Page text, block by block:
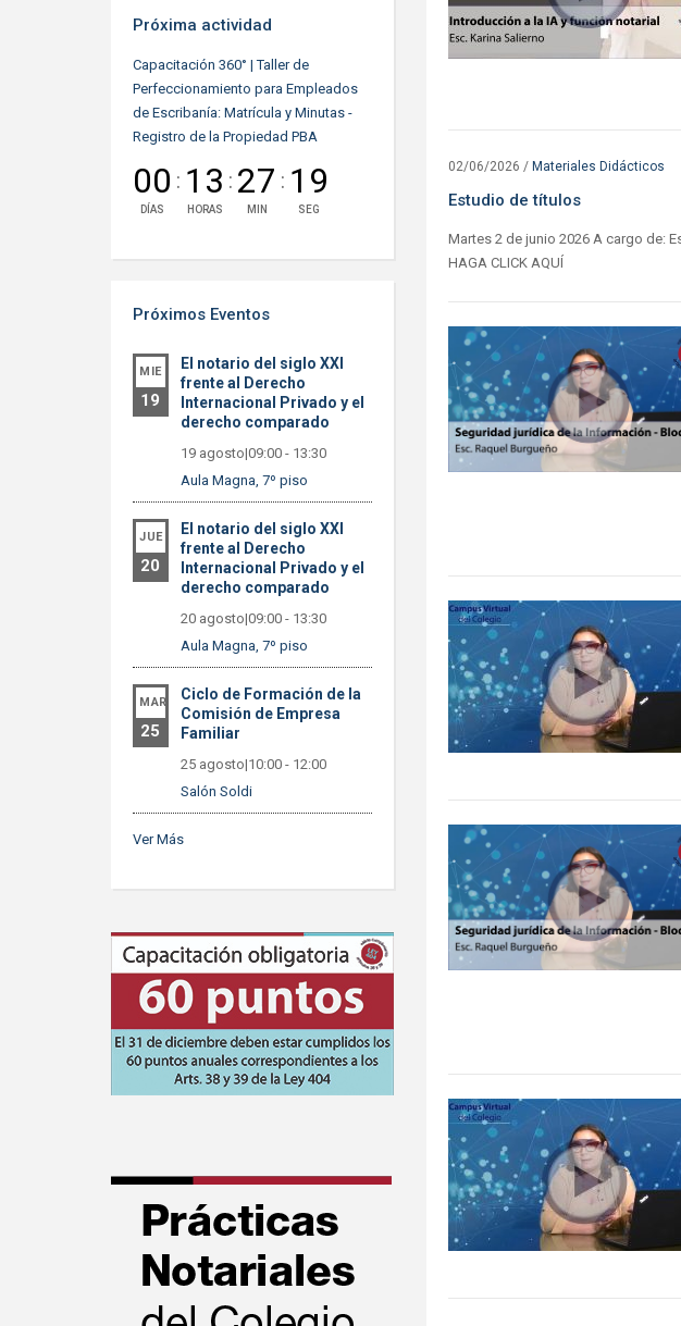
Próxima actividad
Capacitación 360° | Taller de
Perfeccionamiento para Empleados
de Escribanía: Matrícula y Minutas -
Registro de la Propiedad PBA
00
DÍAS
: 13
HORAS
: 27
MIN
: 18
SEG
Próximos Eventos
MIE
19
El notario del siglo XXI
frente al Derecho
Internacional Privado y el
derecho comparado
19 agosto|09:00- 13:30
Aula Magna, 7º piso
JUE
20
El notario del siglo XXI
frente al Derecho
Internacional Privado y el
derecho comparado
20 agosto|09:00- 13:30
Aula Magna, 7º piso
MAR
25
Ciclo de Formación de la
Comisión de Empresa
Familiar
25 agosto|10:00- 12:00
Salón Soldi
Ver Más
02/06/2026 / Materiales Didácticos
Estudio de títulos
Martes 2 de junio 2026 A cargo de:
HAGA CLICK AQUÍ